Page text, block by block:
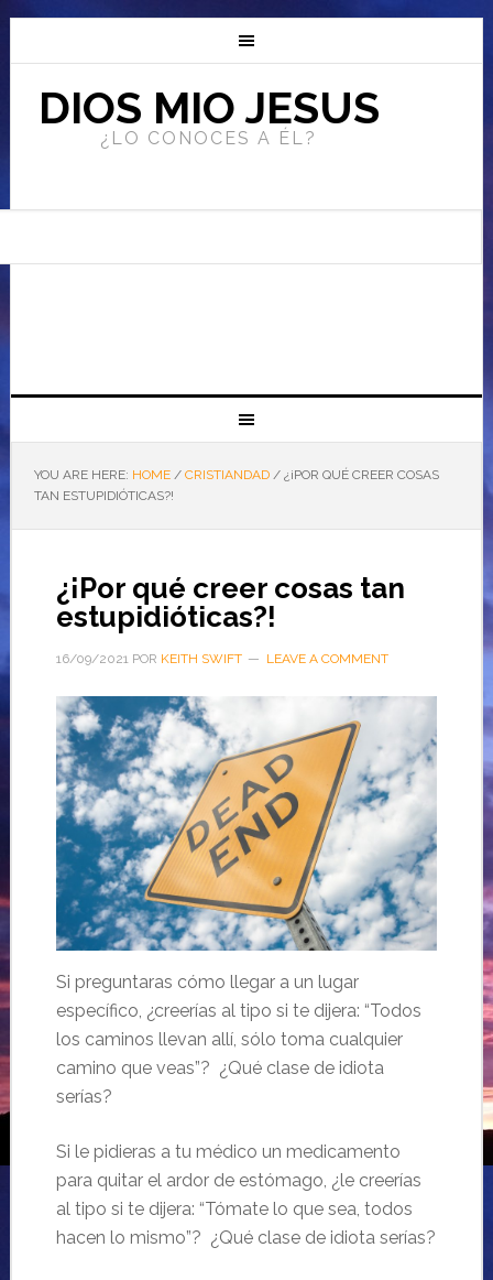
DIOS MIO JESUS
¿LO CONOCES A ÉL?
YOU ARE HERE: HOME / CRISTIANDAD /¿¡POR QUÉ CREER COSAS
TAN ESTUPIDIÓTICAS?!
¿¡Por qué creer cosas tan
estupidióticas?!
16/09/2021POR KEITH SWIFT LEAVE A COMMENT
Si preguntaras cómo llegar a un lugar
específico, ¿creerías al tipo si te dijera: “Todos
los caminos llevan allí, sólo toma cualquier
camino que veas”? ¿Qué clase de idiota
serías?
Si le pidieras a tu médico un medicamento
para quitar el ardor de estómago, ¿le creerías
al tipo si te dijera: “Tómate lo que sea, todos
hacen lo mismo”? ¿Qué clase de idiota serías?